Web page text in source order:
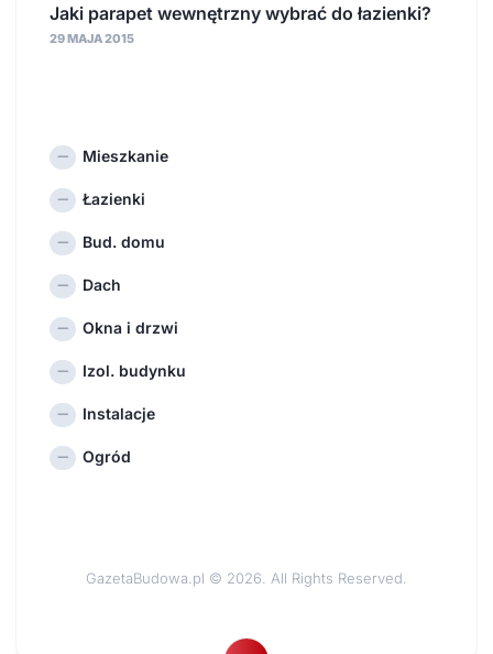
Jaki parapet wewnętrzny wybrać do łazienki?
29 MAJA 2015
Mieszkanie
Łazienki
Bud. domu
Dach
Okna i drzwi
Izol. budynku
Instalacje
Ogród
GazetaBudowa.pl © 2026. All Rights Reserved.